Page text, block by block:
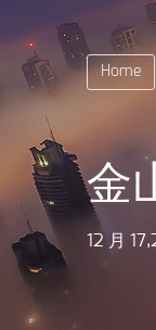
Home
金
12 月